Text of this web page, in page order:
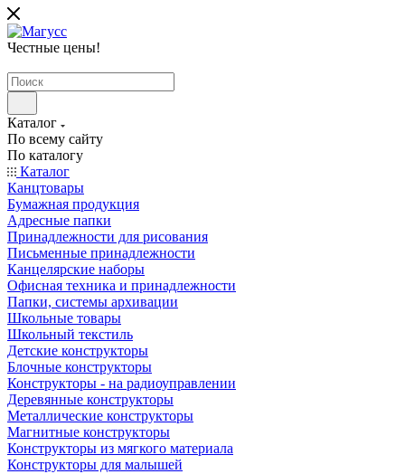
Честные цены!
Каталог
По всему сайту
По каталогу
Каталог
Канцтовары
Бумажная продукция
Адресные папки
Принадлежности для рисования
Письменные принадлежности
Канцелярские наборы
Офисная техника и принадлежности
Папки, системы архивации
Школьные товары
Школьный текстиль
Детские конструкторы
Блочные конструкторы
Конструкторы - на радиоуправлении
Деревянные конструкторы
Металлические конструкторы
Магнитные конструкторы
Конструкторы из мягкого материала
Конструкторы для малышей